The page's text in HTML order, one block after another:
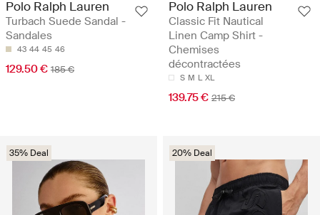
Polo Ralph Lauren
Turbach Suede Sandal -
Sandales
43 44 45 46
129.50 € 185 €
Polo Ralph Lauren
Classic Fit Nautical
Linen Camp Shirt -
Chemises
décontractées
S M L XL
139.75 € 215 €
35% Deal 20% Deal